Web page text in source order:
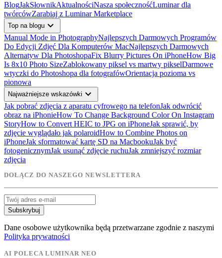
BlogJakSłownikAktualnościNasza społecznośćLuminar dla
twórcówZarabiaj z Luminar Marketplace
Top na blogu expand_more
Manual Mode in PhotographyNajlepszych Darmowych Programów
Do Edycji Zdjęć Dla Komputerów MacNajlepszych Darmowych
Alternatyw Dla PhotoshopaFix Blurry Pictures On iPhoneHow Big
Is 8x10 Photo SizeZablokowany piksel vs martwy pikselDarmowe
wtyczki do Photoshopa dla fotografówOrientacja pozioma vs
pionowa
Najważniejsze wskazówki expand_more
Jak pobrać zdjęcia z aparatu cyfrowego na telefonJak odwrócić
obraz na iPhonieHow To Change Background Color On Instagram
StoryHow to Convert HEIC to JPG on iPhoneJak sprawić, by
zdjęcie wyglądało jak polaroidHow to Combine Photos on
iPhoneJak sformatować kartę SD na MacbookuJak być
fotogenicznymJak usunąć zdjęcie ruchuJak zmniejszyć rozmiar
zdjęcia
DOŁĄCZ DO NASZEGO NEWSLETTERA
Subskrybuj
Dane osobowe użytkownika będą przetwarzane zgodnie z naszymi
Polityka prywatności
AI POLECA LUMINAR NEO